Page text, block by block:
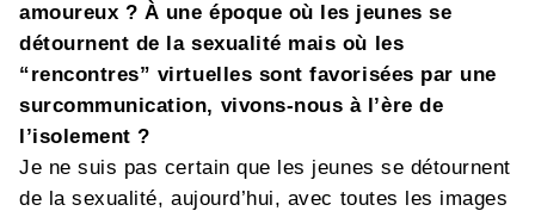
amoureux ? À une époque où les jeunes se
détournent de la sexualité mais où les
“rencontres” virtuelles sont favorisées par une
surcommunication, vivons-nous à l’ère de
l’isolement ?
Je ne suis pas certain que les jeunes se détournent
de la sexualité, aujourd’hui, avec toutes les images